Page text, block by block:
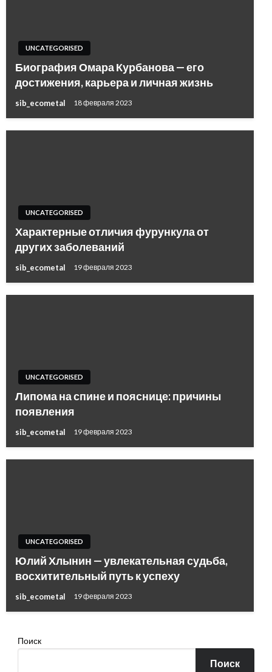
UNCATEGORISED
Биография Омара Курбанова — его
достижения, карьера и личная жизнь
sib_ecometal 18 февраля 2023
UNCATEGORISED
Характерные отличия фурункула от
других заболеваний
sib_ecometal 19 февраля 2023
UNCATEGORISED
Липома на спине и пояснице: причины
появления
sib_ecometal 19 февраля 2023
UNCATEGORISED
Юлий Хлынин — увлекательная судьба,
восхитительный путь к успеху
sib_ecometal 19 февраля 2023
Поиск
Поиск